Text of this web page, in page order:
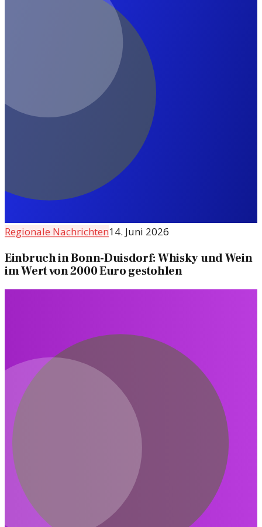
Regionale Nachrichten14. Juni 2026
Einbruch in Bonn-Duisdorf: Whisky und Wein
im Wert von 2000 Euro gestohlen